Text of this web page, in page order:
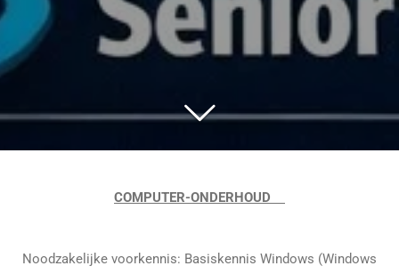
COMPUTER-ONDERHOUD
Noodzakelijke voorkennis: Basiskennis Windows (Windows